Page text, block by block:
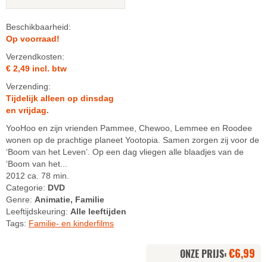
Beschikbaarheid:
Op voorraad!
Verzendkosten:
€ 2,49 incl. btw
Verzending:
Tijdelijk alleen op dinsdag
en vrijdag.
YooHoo en zijn vrienden Pammee, Chewoo, Lemmee en Roodee
wonen op de prachtige planeet Yootopia. Samen zorgen zij voor de
‘Boom van het Leven’. Op een dag vliegen alle blaadjes van de
‘Boom van het...
2012 ca. 78 min.
Categorie: DVD
Genre: Animatie, Familie
Leeftijdskeuring: Alle leeftijden
Tags: Familie- en kinderfilms
ONZE PRIJS:€6,99